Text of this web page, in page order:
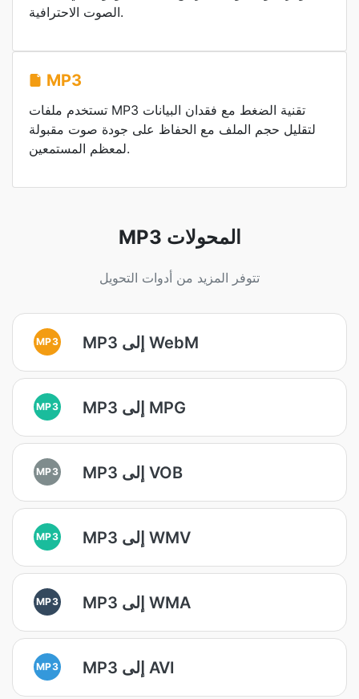
الصوت الاحترافية.
MP3
تستخدم ملفات MP3 تقنية الضغط مع فقدان البيانات
لتقليل حجم الملف مع الحفاظ على جودة صوت مقبولة
لمعظم المستمعين.
MP3 المحولات
تتوفر المزيد من أدوات التحويل
MP3 MP3 إلى WebM
MP3 MP3 إلى MPG
MP3 MP3 إلى VOB
MP3 MP3 إلى WMV
MP3 MP3 إلى WMA
MP3 MP3 إلى AVI